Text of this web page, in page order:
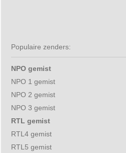
Populaire zenders:
NPO gemist
NPO 1 gemist
NPO 2 gemist
NPO 3 gemist
RTL gemist
RTL4 gemist
RTL5 gemist